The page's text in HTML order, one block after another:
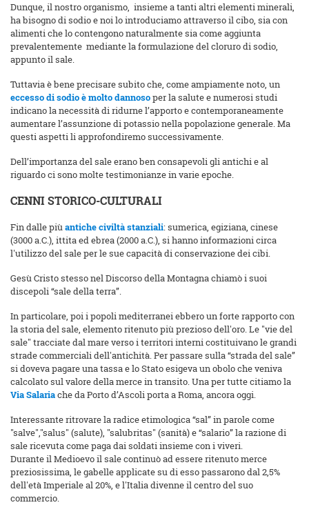
Dunque, il nostro organismo, insieme a tanti altri elementi minerali,
ha bisogno di sodio e noi lo introduciamo attraverso il cibo, sia con
alimenti che lo contengono naturalmente sia come aggiunta
prevalentemente mediante la formulazione del cloruro di sodio,
appunto il sale.
Tuttavia è bene precisare subito che, come ampiamente noto, un
eccesso di sodio è molto dannosoper la salute e numerosi studi
indicano la necessità di ridurne l’apporto e contemporaneamente
aumentare l’assunzione di potassio nella popolazione generale. Ma
questi aspetti li approfondiremo successivamente.
Dell’importanza del sale erano ben consapevoli gli antichi e al
riguardo ci sono molte testimonianze in varie epoche.
CENNI STORICO-CULTURALI
Fin dalle piùantiche civiltà stanziali: sumerica, egiziana, cinese
(3000 a.C.), ittita ed ebrea (2000 a.C.), si hanno informazioni circa
l'utilizzo del sale per le sue capacità di conservazione dei cibi.
Gesù Cristo stesso nel Discorso della Montagna chiamò i suoi
discepoli “sale della terra”.
In particolare, poi i popoli mediterranei ebbero un forte rapporto con
la storia del sale, elemento ritenuto più prezioso dell'oro. Le "vie del
sale" tracciate dal mare verso i territori interni costituivano le grandi
strade commerciali dell'antichità. Per passare sulla “strada del sale”
si doveva pagare una tassa e lo Stato esigeva un obolo che veniva
calcolato sul valore della merce in transito. Una per tutte citiamo la
Via Salariache da Porto d’Ascoli porta a Roma, ancora oggi.
Interessante ritrovare la radice etimologica “sal” in parole come
"salve","salus" (salute), "salubritas" (sanità) e “salario” la razione di
sale ricevuta come paga dai soldati insieme con i viveri.
Durante il Medioevo il sale continuò ad essere ritenuto merce
preziosissima, le gabelle applicate su di esso passarono dal 2,5%
dell'età Imperiale al 20%, e l'Italia divenne il centro del suo
commercio.